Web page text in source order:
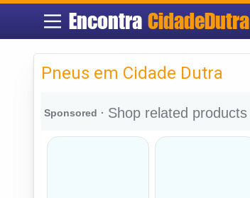
EncontraCidadeDutra
Pneus em Cidade Dutra